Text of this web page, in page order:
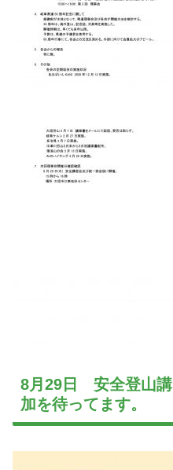
8月29日 安全登山
加を待ってます。